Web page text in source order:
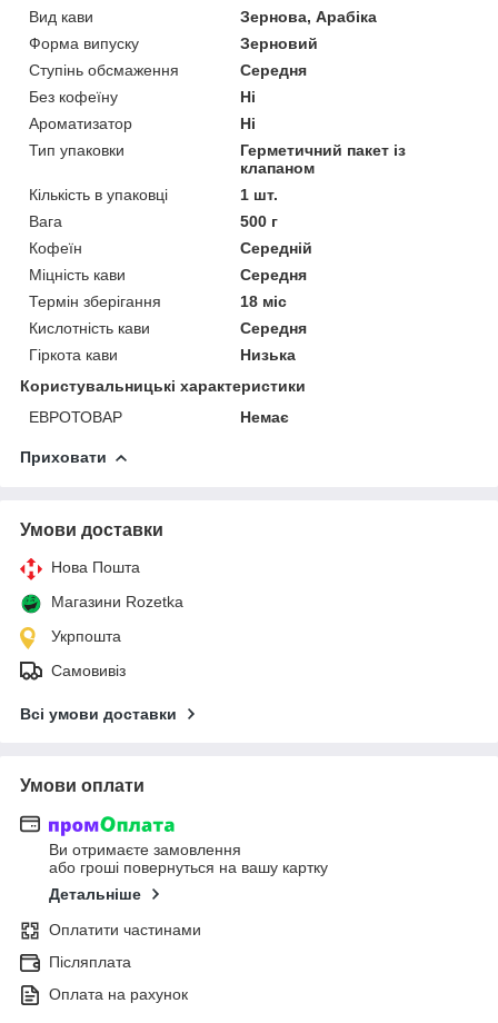
Вид кави
Зернова, Арабіка
Форма випуску
Зерновий
Ступінь обсмаження
Середня
Без кофеїну
Ні
Ароматизатор
Ні
Тип упаковки
Герметичний пакет із
клапаном
Кількість в упаковці
1 шт.
Вага
500 г
Кофеїн
Середній
Міцність кави
Середня
Термін зберігання
18 міс
Кислотність кави
Середня
Гіркота кави
Низька
Користувальницькі характеристики
ЕВРОТОВАР
Немає
Приховати
Умови доставки
Нова Пошта
Магазини Rozetka
Укрпошта
Самовивіз
Всі умови доставки
Умови оплати
Ви отримаєте замовлення
або гроші повернуться на вашу картку
Детальніше
Оплатити частинами
Післяплата
Оплата на рахунок